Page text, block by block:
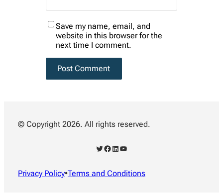
Save my name, email, and
website in this browser for the
next time I comment.
© Copyright 2026. All rights reserved.
Twitter Facebook LinkedIn YouTube
Privacy Policy•Terms and Conditions